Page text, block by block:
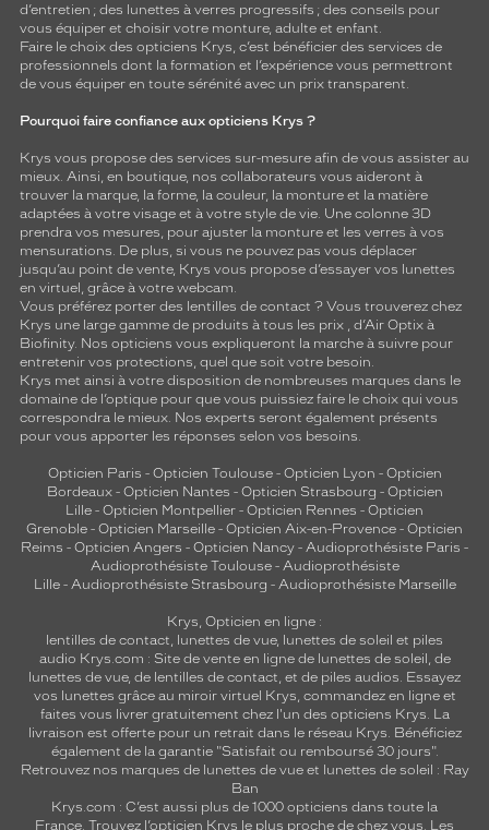
d’entretien ; des lunettes à verres progressifs ; des conseils pour
vous équiper et choisir votre monture, adulte et enfant.
Faire le choix des opticiens Krys, c’est bénéficier des services de
professionnels dont la formation et l’expérience vous permettront
de vous équiper en toute sérénité avec un prix transparent.
Pourquoi faire confiance aux opticiens Krys ?
Krys vous propose des services sur-mesure afin de vous assister au
mieux. Ainsi, en boutique, nos collaborateurs vous aideront à
trouver la marque, la forme, la couleur, la monture et la matière
adaptées à votre visage et à votre style de vie. Une colonne 3D
prendra vos mesures, pour ajuster la monture et les verres à vos
mensurations. De plus, si vous ne pouvez pas vous déplacer
jusqu’au point de vente, Krys vous propose d’essayer vos lunettes
en virtuel, grâce à votre webcam.
Vous préférez porter des lentilles de contact ? Vous trouverez chez
Krys une large gamme de produits à tous les prix , d’Air Optix à
Biofinity. Nos opticiens vous expliqueront la marche à suivre pour
entretenir vos protections, quel que soit votre besoin.
Krys met ainsi à votre disposition de nombreuses marques dans le
domaine de l’optique pour que vous puissiez faire le choix qui vous
correspondra le mieux. Nos experts seront également présents
pour vous apporter les réponses selon vos besoins.
Opticien Paris - Opticien Toulouse- Opticien Lyon - Opticien
Bordeaux- Opticien Nantes - Opticien Strasbourg - Opticien
Lille - Opticien Montpellier - Opticien Rennes - Opticien
Grenoble - Opticien Marseille - Opticien Aix-en-Provence - Opticien
Reims - Opticien Angers - Opticien Nancy - Audioprothésiste Paris -
Audioprothésiste Toulouse- Audioprothésiste
Lille- Audioprothésiste Strasbourg - Audioprothésiste Marseille
Krys, Opticien en ligne :
lentilles de contact, lunettes de vue, lunettes de soleil et piles
audio Krys.com : Site de vente en ligne de lunettes de soleil, de
lunettes de vue, de lentilles de contact, et de piles audios. Essayez
vos lunettes grâce au miroir virtuel Krys, commandez en ligne et
faites vous livrer gratuitement chez l'un des opticiens Krys. La
livraison est offerte pour un retrait dans le réseau Krys. Bénéficiez
également de la garantie "Satisfait ou remboursé 30 jours".
Retrouvez nos marques de lunettes de vue et lunettes de soleil : Ray
Ban
Krys.com : C’est aussi plus de 1000 opticiens dans toute la
France. Trouvez l’opticien Krys le plus proche de chez vous. Les